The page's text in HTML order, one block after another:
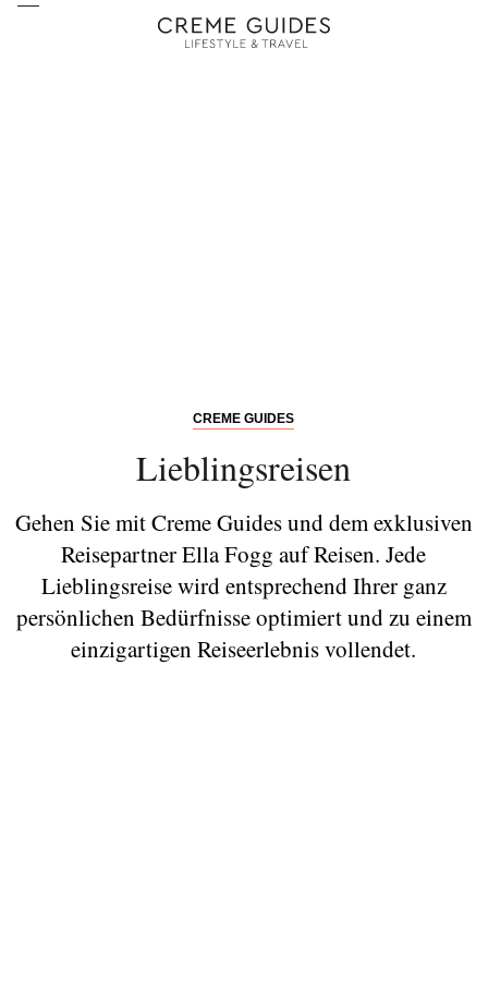
CREME GUIDES
Lieblingsreisen
Gehen Sie mit Creme Guides und dem exklusiven
Reisepartner Ella Fogg auf Reisen. Jede
Lieblingsreise wird entsprechend Ihrer ganz
persönlichen Bedürfnisse optimiert und zu einem
einzigartigen Reiseerlebnis vollendet.